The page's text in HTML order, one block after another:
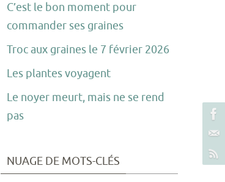
C’est le bon moment pour
commander ses graines
Troc aux graines le 7 février 2026
Les plantes voyagent
Le noyer meurt, mais ne se rend
pas
NUAGE DE MOTS-CLÉS